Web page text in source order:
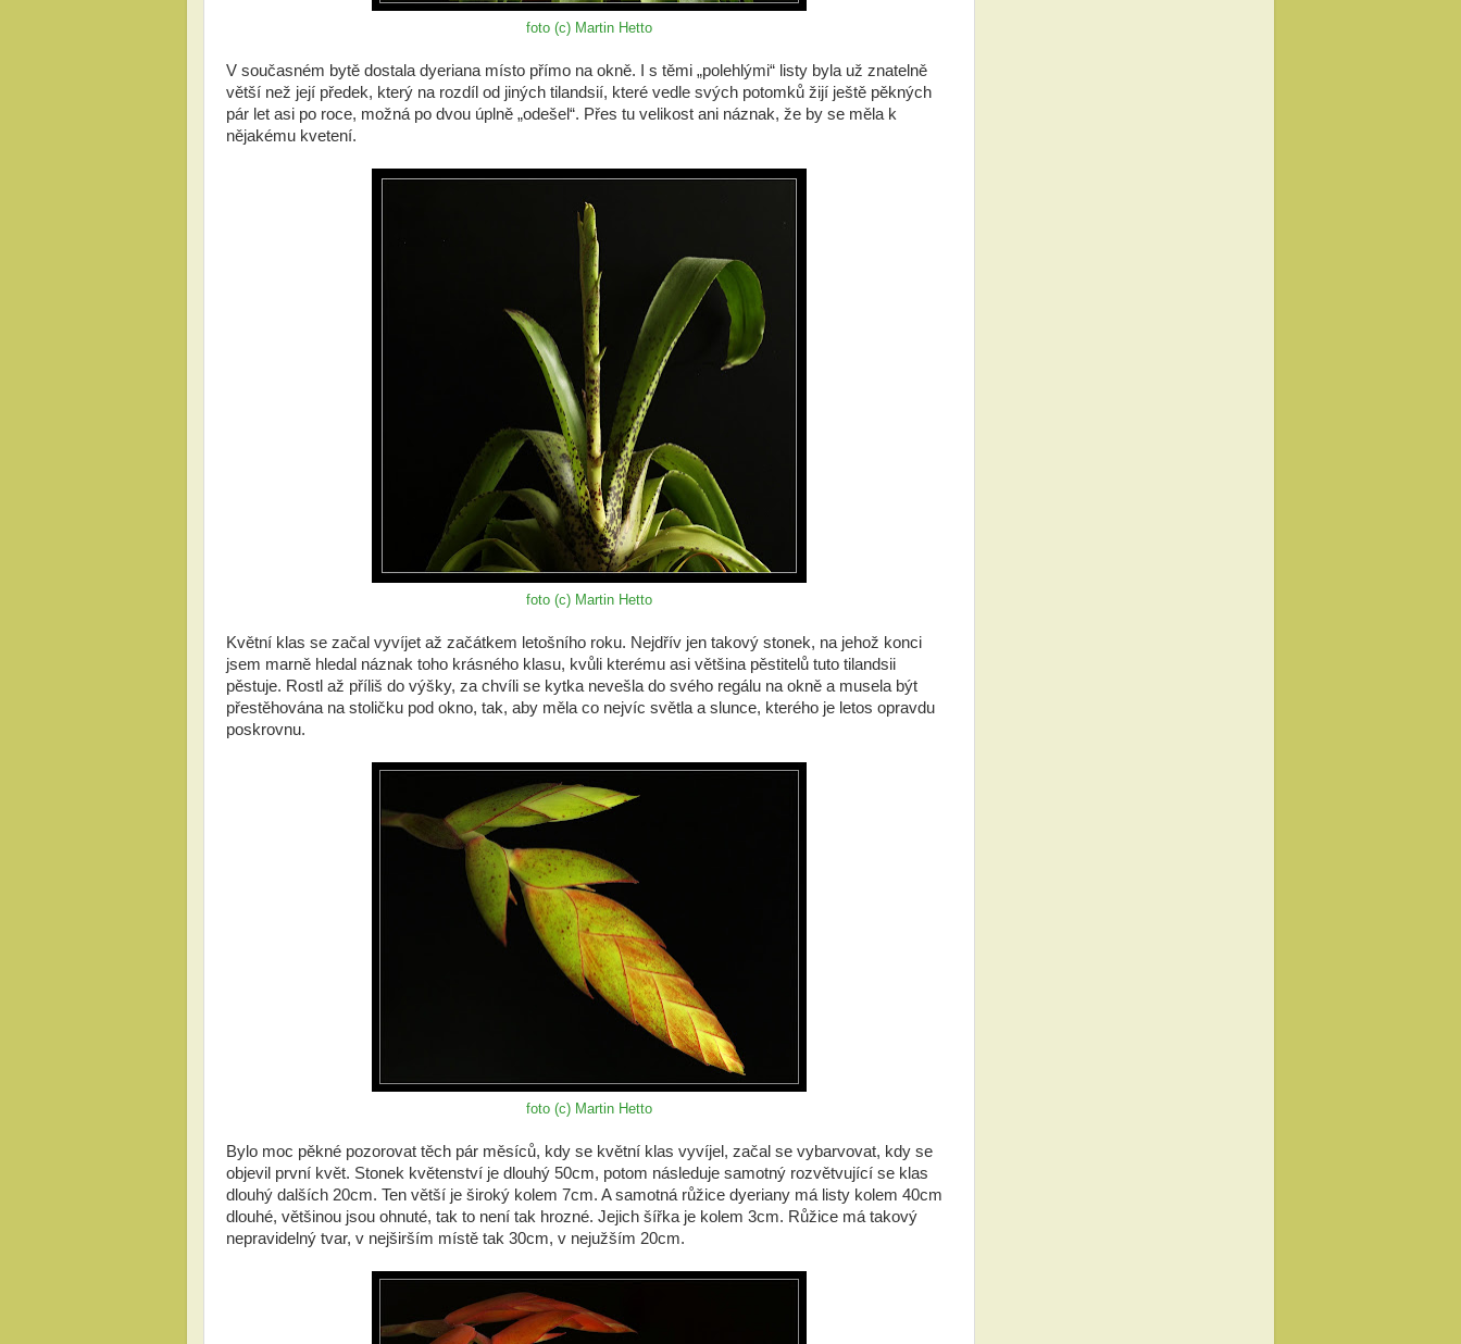
foto (c) Martin Hetto
V současném bytě dostala dyeriana místo přímo na okně. I s těmi „polehlými“ listy byla už znatelně
větší než její předek, který na rozdíl od jiných tilandsií, které vedle svých potomků žijí ještě pěkných
pár let asi po roce, možná po dvou úplně „odešel“. Přes tu velikost ani náznak, že by se měla k
nějakému kvetení.
foto (c) Martin Hetto
Květní klas se začal vyvíjet až začátkem letošního roku. Nejdřív jen takový stonek, na jehož konci
jsem marně hledal náznak toho krásného klasu, kvůli kterému asi většina pěstitelů tuto tilandsii
pěstuje. Rostl až příliš do výšky, za chvíli se kytka nevešla do svého regálu na okně a musela být
přestěhována na stoličku pod okno, tak, aby měla co nejvíc světla a slunce, kterého je letos opravdu
poskrovnu.
foto (c) Martin Hetto
Bylo moc pěkné pozorovat těch pár měsíců, kdy se květní klas vyvíjel, začal se vybarvovat, kdy se
objevil první květ. Stonek květenství je dlouhý 50cm, potom následuje samotný rozvětvující se klas
dlouhý dalších 20cm. Ten větší je široký kolem 7cm. A samotná růžice dyeriany má listy kolem 40cm
dlouhé, většinou jsou ohnuté, tak to není tak hrozné. Jejich šířka je kolem 3cm. Růžice má takový
nepravidelný tvar, v nejširším místě tak 30cm, v nejužším 20cm.